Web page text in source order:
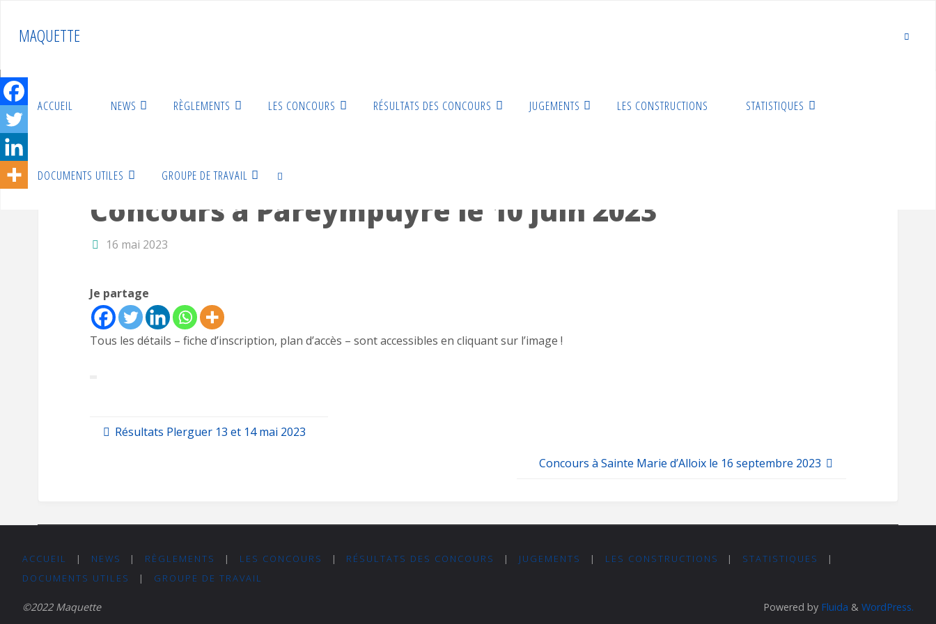
MAQUETTE
ACCUEIL NEWS RÈGLEMENTS LES CONCOURS RÉSULTATS DES CONCOURS JUGEMENTS LES CONSTRUCTIONS STATISTIQUES
DOCUMENTS UTILES GROUPE DE TRAVAIL
Home Annonces des concours 2023 Concours à Pareympuyre le 10 juin 2023
Annonces des concours 2023
Concours à Pareympuyre le 10 juin 2023
16 mai 2023
Je partage
Tous les détails – fiche d’inscription, plan d’accès – sont accessibles en cliquant sur l’image !
Résultats Plerguer 13 et 14 mai 2023
Concours à Sainte Marie d’Alloix le 16 septembre 2023
ACCUEIL | NEWS | RÈGLEMENTS | LES CONCOURS | RÉSULTATS DES CONCOURS | JUGEMENTS | LES CONSTRUCTIONS | STATISTIQUES
|
DOCUMENTS UTILES
| GROUPE DE TRAVAIL
©2022 Maquette Powered by Fluida & WordPress.